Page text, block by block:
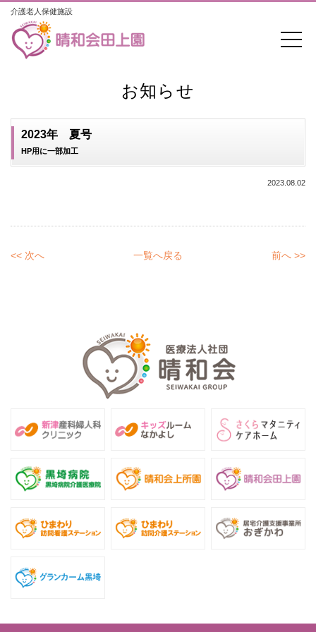
介護老人保健施設
お知らせ
2023年 夏号
HP用に一部加工
2023.08.02
<< 次へ 一覧へ戻る 前へ >>